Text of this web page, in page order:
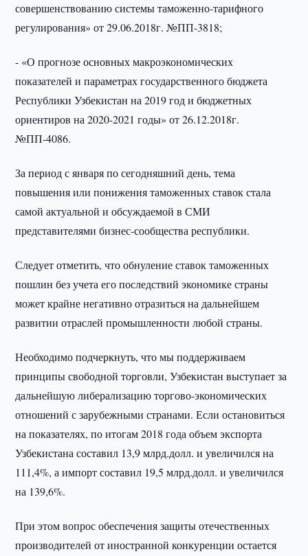
совершенствованию системы таможенно-тарифного
регулирования» от 29.06.2018г. №ПП-3818;
- «О прогнозе основных макроэкономических
показателей и параметрах государственного бюджета
Республики Узбекистан на 2019 год и бюджетных
ориентиров на 2020-2021 годы» от 26.12.2018г.
№ПП-4086.
За период с января по сегодняшний день, тема
повышения или понижения таможенных ставок стала
самой актуальной и обсуждаемой в СМИ
представителями бизнес-сообщества республики.
Следует отметить, что обнуление ставок таможенных
пошлин без учета его последствий экономике страны
может крайне негативно отразиться на дальнейшем
развитии отраслей промышленности любой страны.
Необходимо подчеркнуть, что мы поддерживаем
принципы свободной торговли, Узбекистан выступает за
дальнейшую либерализацию торгово-экономических
отношений с зарубежными странами. Если остановиться
на показателях, по итогам 2018 года объем экспорта
Узбекистана составил 13,9 млрд.долл. и увеличился на
111,4%, а импорт составил 19,5 млрд.долл. и увеличился
на 139,6%.
При этом вопрос обеспечения защиты отечественных
производителей от иностранной конкуренции остается